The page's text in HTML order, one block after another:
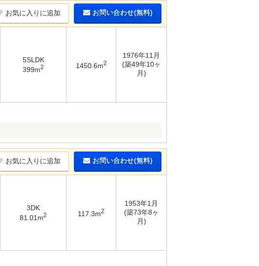
お気に入りに追加 お問い合わせ(無料)
5SLDK
399m2 1450.6m2
1976年11月
(築49年10ヶ
月)
お気に入りに追加 お問い合わせ(無料)
3DK
81.01m2 117.3m2
1953年1月
(築73年8ヶ
月)